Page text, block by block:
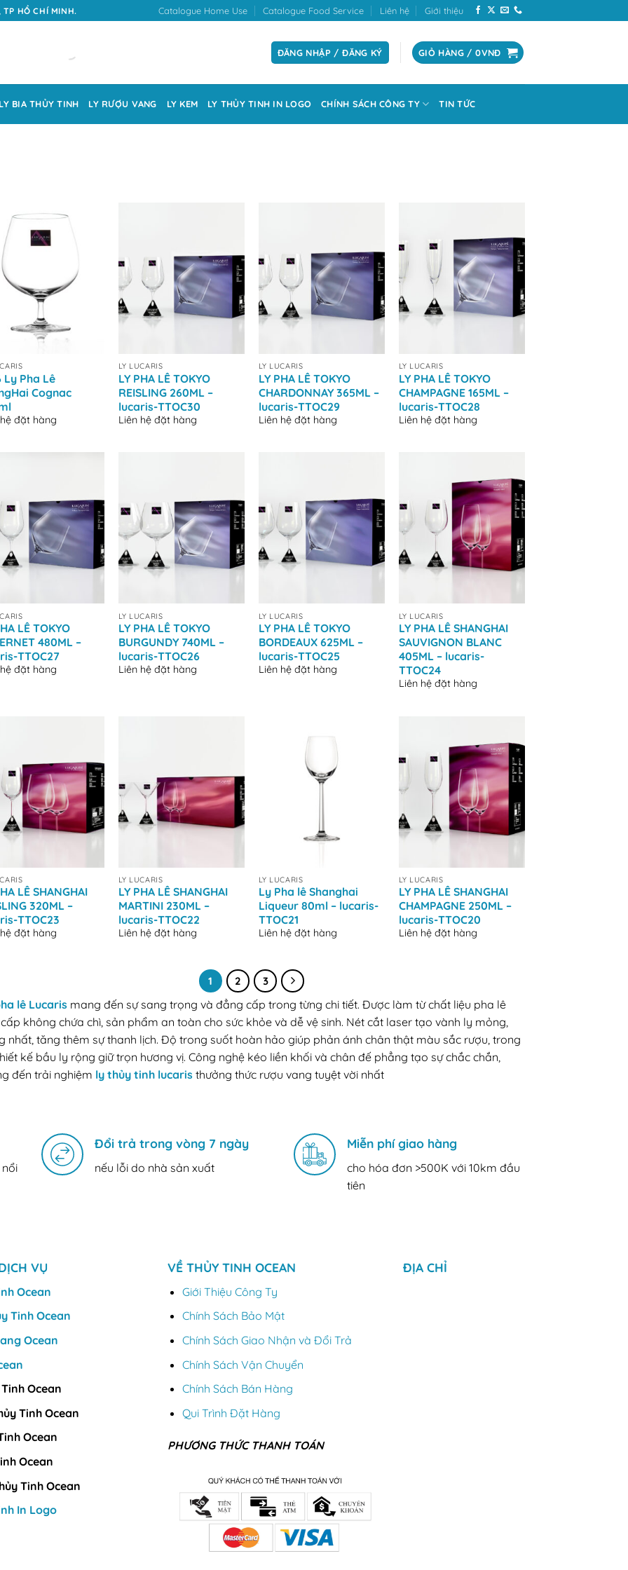
TP HỒ CHÍ MINH. Catalogue Home Use Catalogue Food Service Liên hệ Giới thiệu
ĐĂNG NHẬP / ĐĂNG KÝ GIỎ HÀNG /0VNĐ
LY BIA THỦY TINH LY RƯỢU VANG LY KEM LY THỦY TINH IN LOGO CHÍNH SÁCH CÔNG TY TIN TỨC
Ly Pha Lê
Cognac
đặt hàng
LY LUCARIS
LY PHA LÊ TOKYO
REISLING 260ML –
lucaris-TTOC30
Liên hệ đặt hàng
LY LUCARIS
LY PHA LÊ TOKYO
CHARDONNAY 365ML –
lucaris-TTOC29
Liên hệ đặt hàng
LY LUCARIS
LY PHA LÊ TOKYO
CHAMPAGNE 165ML –
lucaris-TTOC28
Liên hệ đặt hàng
LÊ TOKYO
480ML –
TTOC27
đặt hàng
LY LUCARIS
LY PHA LÊ TOKYO
BURGUNDY 740ML –
lucaris-TTOC26
Liên hệ đặt hàng
LY LUCARIS
LY PHA LÊ TOKYO
BORDEAUX 625ML –
lucaris-TTOC25
Liên hệ đặt hàng
LY LUCARIS
LY PHA LÊ SHANGHAI
SAUVIGNON BLANC
405ML – lucaris-
TTOC24
Liên hệ đặt hàng
LÊ SHANGHAI
320ML –
TTOC23
đặt hàng
LY LUCARIS
LY PHA LÊ SHANGHAI
MARTINI 230ML –
lucaris-TTOC22
Liên hệ đặt hàng
LY LUCARIS
Ly Pha lê Shanghai
Liqueur 80ml – lucaris-
TTOC21
Liên hệ đặt hàng
LY LUCARIS
LY PHA LÊ SHANGHAI
CHAMPAGNE 250ML –
lucaris-TTOC20
Liên hệ đặt hàng
1 2 3
lê Lucaris mang đến sự sang trọng và đẳng cấp trong từng chi tiết. Được làm từ chất liệu pha lê
không chứa chì, sản phẩm an toàn cho sức khỏe và dễ vệ sinh. Nét cắt laser tạo vành ly mỏng,
nhất, tăng thêm sự thanh lịch. Độ trong suốt hoàn hảo giúp phản ánh chân thật màu sắc rượu, trong
kế bầu ly rộng giữ trọn hương vị. Công nghệ kéo liền khối và chân đế phẳng tạo sự chắc chắn,
đến trải nghiệm ly thủy tinh lucaris thưởng thức rượu vang tuyệt vời nhất
Đổi trả trong vòng 7 ngày
nếu lỗi do nhà sản xuất
Miễn phí giao hàng
cho hóa đơn >500K với 10km đầu
tiên
VỤ
Ocean
Tinh Ocean
Ocean
Ocean
Tinh Ocean
Ocean
Ocean
Tinh Ocean
In Logo
VỀ THỦY TINH OCEAN
Giới Thiệu Công Ty
Chính Sách Bảo Mật
Chính Sách Giao Nhận và Đổi Trả
Chính Sách Vận Chuyển
Chính Sách Bán Hàng
Qui Trình Đặt Hàng
PHƯƠNG THỨC THANH TOÁN
ĐỊA CHỈ